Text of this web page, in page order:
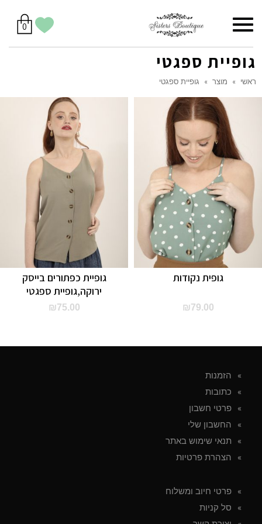
יש
לך
0מוצרים
בסל
הווישליסט
תפריט
גופיית ספגטי
ראשי » מוצר » גופיית ספגטי
גופיית כפתורים בייסק
ירוקה,גופיית ספגטי
₪75.00
גופית נקודות
₪79.00
הזמנות
כתובות
פרטי חשבון
החשבון שלי
תנאי שימוש באתר
הצהרת פרטיות
פרטי חיוב ומשלוח
סל קניות